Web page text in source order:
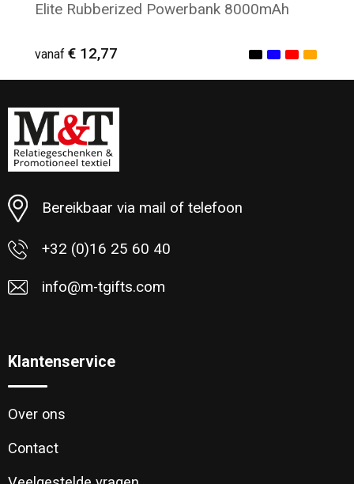
Elite Rubberized Powerbank 8000mAh
vanaf € 12,77
Minimale afname: 7
Bereikbaar via mail of telefoon
+32 (0)16 25 60 40
info@m-tgifts.com
Klantenservice
Over ons
Contact